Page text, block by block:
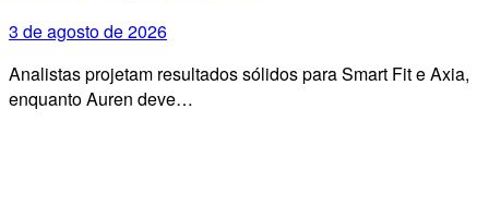
3 de agosto de 2026
Analistas projetam resultados sólidos para Smart Fit e Axia,
enquanto Auren deve…